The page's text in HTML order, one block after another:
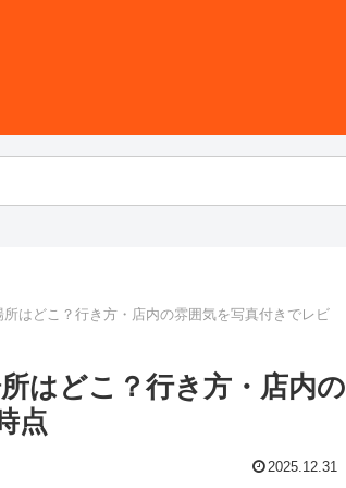
はどこ？行き方・店内の雰囲気を写真付きでレビ
はどこ？行き方・店内の
点
2025.12.31